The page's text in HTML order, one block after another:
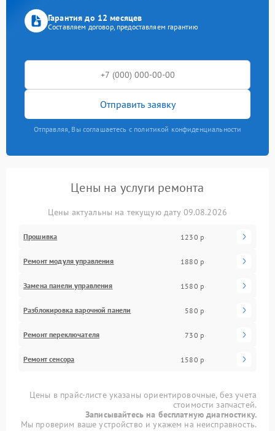
Гарантия до 12 месяцев
Составляем договор, предоставляем гарантию
Отправить заявку
Отправляя, Вы соглашаетесь с политикой конфиденциальности
Цены на услуги ремонта
Цены актуальны на текущую дату 09.08.2026
Прошивка 1230 р
Ремонт модуля управления 1880 р
Замена панели управления 1580 р
Разблокировка варочной панели 580 р
Ремонт переключателя 730 р
Ремонт сенсора 1580 р
Цены в прайс-листе указаны ориентировочные, без учета
стоимости запчастей.
Записывайтесь на бесплатную диагностику.
Мы проверим ваше устройство и укажем на неисправность.